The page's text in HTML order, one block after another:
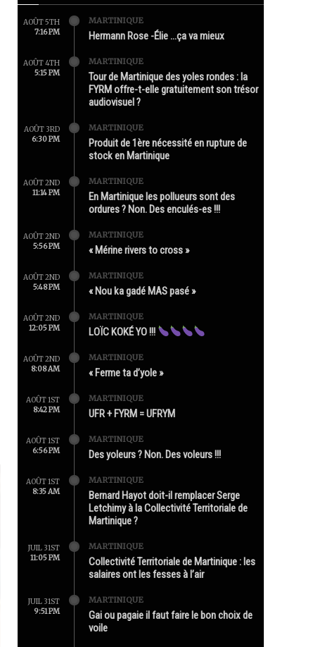
AOÛT 5TH
7:16 PM
MARTINIQUE
Hermann Rose -Élie …ça va mieux
AOÛT 4TH
5:15 PM
MARTINIQUE
Tour de Martinique des yoles rondes : la
FYRM offre-t-elle gratuitement son trésor
audiovisuel ?
AOÛT 3RD
6:30 PM
MARTINIQUE
Produit de 1ère nécessité en rupture de
stock en Martinique
AOÛT 2ND
11:14 PM
MARTINIQUE
En Martinique les pollueurs sont des
ordures ? Non. Des enculés-es !!!
AOÛT 2ND
5:56 PM
MARTINIQUE
« Mérine rivers to cross »
AOÛT 2ND
5:48 PM
MARTINIQUE
« Nou ka gadé MAS pasé »
AOÛT 2ND
12:05 PM
MARTINIQUE
LOÏC KOKÉ YO !!!
AOÛT 2ND
8:08 AM
MARTINIQUE
« Ferme ta d’yole »
AOÛT 1ST
8:42 PM
MARTINIQUE
UFR + FYRM = UFRYM
AOÛT 1ST
6:56 PM
MARTINIQUE
Des yoleurs ? Non. Des voleurs !!!
AOÛT 1ST
8:35 AM
MARTINIQUE
Bernard Hayot doit-il remplacer Serge
Letchimy à la Collectivité Territoriale de
Martinique ?
JUIL 31ST
11:05 PM
MARTINIQUE
Collectivité Territoriale de Martinique : les
salaires ont les fesses à l’air
JUIL 31ST
9:51 PM
MARTINIQUE
Gai ou pagaie il faut faire le bon choix de
voile